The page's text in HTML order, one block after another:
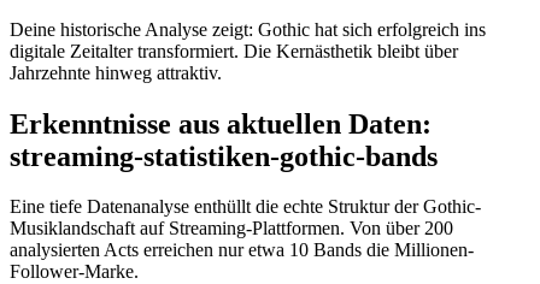
Deine historische Analyse zeigt: Gothic hat sich erfolgreich ins
digitale Zeitalter transformiert. Die Kernästhetik bleibt über
Jahrzehnte hinweg attraktiv.
Erkenntnisse aus aktuellen Daten:
streaming-statistiken-gothic-bands
Eine tiefe Datenanalyse enthüllt die echte Struktur der Gothic-
Musiklandschaft auf Streaming-Plattformen. Von über 200
analysierten Acts erreichen nur etwa 10 Bands die Millionen-
Follower-Marke.